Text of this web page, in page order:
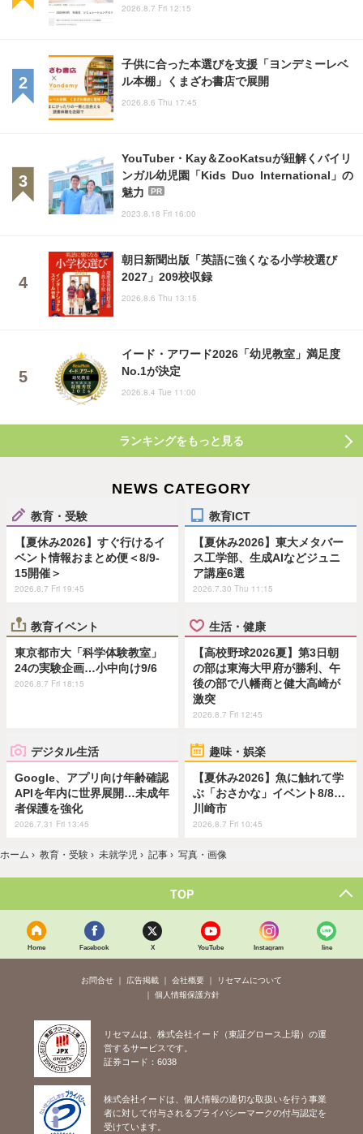
2026.8.7 Fri 12:15
子供に合った本選びを支援「ヨンデミーレベ
ル本棚」くまざわ書店で展開
2026.8.6 Thu 17:45
YouTuber・Kay＆ZooKatsuが紐解くバイリ
ンガル幼児園「Kids Duo International」の
魅力
PR
2023.8.18 Fri 16:00
朝日新聞出版「英語に強くなる小学校選び
2027」209校収録
2026.8.6 Thu 13:15
イード・アワード2026「幼児教室」満足度
No.1が決定
2026.8.4 Tue 11:00
ランキングをもっと見る
NEWS CATEGORY
教育・受験
【夏休み2026】すぐ行けるイ
ベント情報おまとめ便＜8/9-
15開催＞
2026.8.7 Fri 19:45
教育ICT
【夏休み2026】東大メタバー
ス工学部、生成AIなどジュニ
ア講座6選
2026.7.30 Thu 11:15
教育イベント
東京都市大「科学体験教室」
24の実験企画…小中向け9/6
2026.8.7 Fri 18:15
生活・健康
【高校野球2026夏】第3日朝
の部は東海大甲府が勝利、午
後の部で八幡商と健大高崎が
激突
2026.8.7 Fri 12:45
デジタル生活
Google、アプリ向け年齢確認
APIを年内に世界展開…未成年
者保護を強化
2026.7.31 Fri 13:45
趣味・娯楽
【夏休み2026】魚に触れて学
ぶ「おさかな」イベント8/8…
川崎市
2026.8.7 Fri 10:45
ホーム › 教育・受験 › 未就学児 › 記事 › 写真・画像
TOP
Home Facebook X YouTube Instagram line
お問合せ 広告掲載 会社概要
リセマムについて
個人情報保護方針
リセマムは、株式会社イード（東証グロース上場）の運
営するサービスです。
証券コード：6038
株式会社イードは、個人情報の適切な取扱いを行う事業
者に対して付与されるプライバシーマークの付与認定を
受けています。